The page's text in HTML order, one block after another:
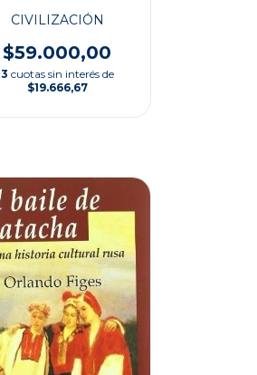
CIVILIZACIÓN
$59.000,00
3 cuotas sin interés de
$19.666,67